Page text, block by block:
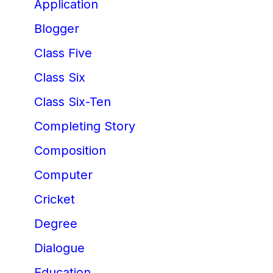
Application
Blogger
Class Five
Class Six
Class Six-Ten
Completing Story
Composition
Computer
Cricket
Degree
Dialogue